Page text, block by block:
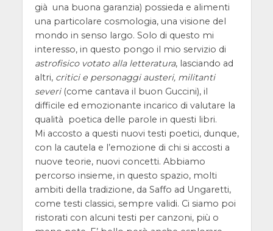
già una buona garanzia) possieda e alimenti
una particolare cosmologia, una visione del
mondo in senso largo. Solo di questo mi
interesso, in questo pongo il mio servizio di
astrofisico votato alla letteratura, lasciando ad
altri, critici e personaggi austeri, militanti
severi(come cantava il buon Guccini), il
difficile ed emozionante incarico di valutare la
qualità poetica delle parole in questi libri.
Mi accosto a questi nuovi testi poetici, dunque,
con la cautela e l’emozione di chi si accosti a
nuove teorie, nuovi concetti. Abbiamo
percorso insieme, in questo spazio, molti
ambiti della tradizione, da Saffo ad Ungaretti,
come testi classici, sempre validi. Ci siamo poi
ristorati con alcuni testi per canzoni, più o